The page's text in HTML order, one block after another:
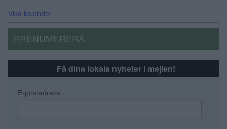
Visa kalender
PRENUMERERA
Få dina lokala nyheter i mejlen!
E-postadress